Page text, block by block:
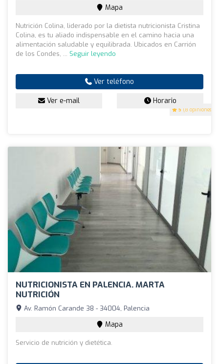
5 (8 opiniones)
Mapa
Nutrición Colina, liderado por la dietista nutricionista Cristina
Colina, es tu aliado indispensable en el camino hacia una
alimentación saludable y equilibrada. Ubicados en Carrión
de los Condes, ... Seguir leyendo
Ver teléfono
Ver e-mail Horario
NUTRICIONISTA EN PALENCIA. MARTA
NUTRICIÓN
Av. Ramón Carande 38 - 34004, Palencia
Mapa
Servicio de nutrición y dietética.